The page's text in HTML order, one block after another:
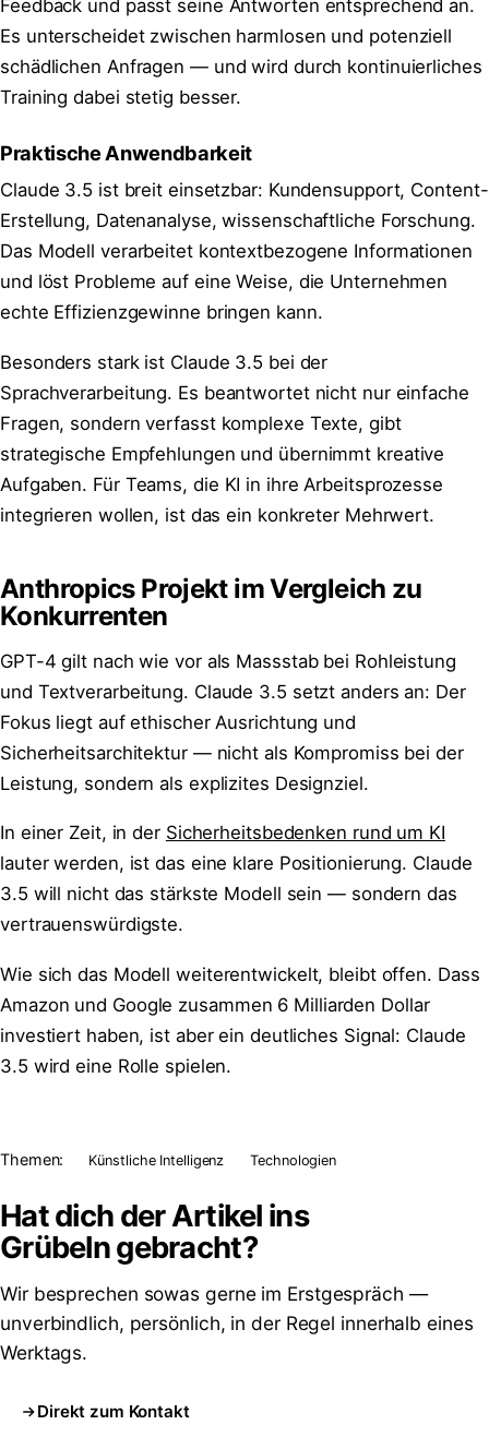
Feedback und passt seine Antworten entsprechend an.
Es unterscheidet zwischen harmlosen und potenziell
schädlichen Anfragen — und wird durch kontinuierliches
Training dabei stetig besser.
Praktische Anwendbarkeit
Claude 3.5 ist breit einsetzbar: Kundensupport, Content-
Erstellung, Datenanalyse, wissenschaftliche Forschung.
Das Modell verarbeitet kontextbezogene Informationen
und löst Probleme auf eine Weise, die Unternehmen
echte Effizienzgewinne bringen kann.
Besonders stark ist Claude 3.5 bei der
Sprachverarbeitung. Es beantwortet nicht nur einfache
Fragen, sondern verfasst komplexe Texte, gibt
strategische Empfehlungen und übernimmt kreative
Aufgaben. Für Teams, die KI in ihre Arbeitsprozesse
integrieren wollen, ist das ein konkreter Mehrwert.
Anthropics Projekt im Vergleich zu
Konkurrenten
GPT-4 gilt nach wie vor als Massstab bei Rohleistung
und Textverarbeitung. Claude 3.5 setzt anders an: Der
Fokus liegt auf ethischer Ausrichtung und
Sicherheitsarchitektur — nicht als Kompromiss bei der
Leistung, sondern als explizites Designziel.
In einer Zeit, in der Sicherheitsbedenken rund um KI
lauter werden, ist das eine klare Positionierung. Claude
3.5 will nicht das stärkste Modell sein — sondern das
vertrauenswürdigste.
Wie sich das Modell weiterentwickelt, bleibt offen. Dass
Amazon und Google zusammen 6 Milliarden Dollar
investiert haben, ist aber ein deutliches Signal: Claude
3.5 wird eine Rolle spielen.
Themen: Künstliche Intelligenz Technologien
Hat dich der Artikel ins
Grübelngebracht?
Wir besprechen sowas gerne im Erstgespräch —
unverbindlich, persönlich, in der Regel innerhalb eines
Werktags.
Direkt zum Kontakt